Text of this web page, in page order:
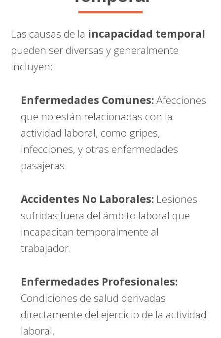
Las causas de la incapacidad temporal
pueden ser diversas y generalmente
incluyen:
Enfermedades Comunes:Afecciones
que no están relacionadas con la
actividad laboral, como gripes,
infecciones, y otras enfermedades
pasajeras.
Accidentes No Laborales: Lesiones
sufridas fuera del ámbito laboral que
incapacitan temporalmente al
trabajador.
Enfermedades Profesionales:
Condiciones de salud derivadas
directamente del ejercicio de la actividad
laboral.